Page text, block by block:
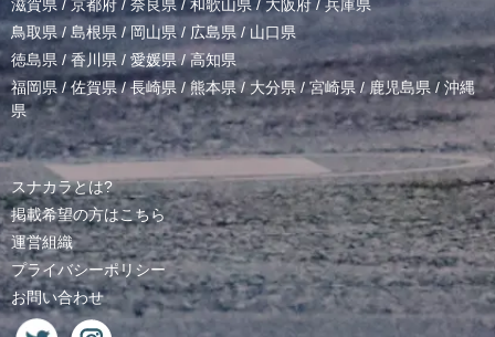
滋賀県 / 京都府 / 奈良県 / 和歌山県/ 大阪府 /兵庫県
鳥取県/ 島根県 /岡山県/ 広島県 / 山口県
徳島県 /香川県 / 愛媛県/高知県
福岡県/佐賀県/長崎県 /熊本県/ 大分県/宮崎県 /鹿児島県 / 沖縄
県
スナカラとは?
掲載希望の方はこちら
運営組織
プライバシーポリシー
お問い合わせ